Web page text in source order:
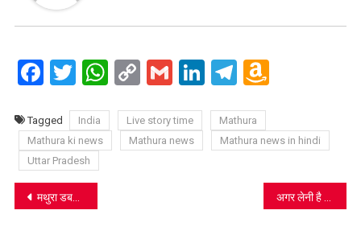
Facebook
TwitterWhatsApp
CopyGmailLinkedIn
Telegram
List
Tagged India Live story time
Mathura
Mathura ki news
Mathura news
Mathura news in hindi
Uttar Pradesh
Post
मथुरा डबल मर्डर को लेकर पुलिस के खिलाफ हुए प्रदर्शन की गाज कोतवाल, चौकी इंजार्च पर गिरी अगर लेनी है छात्रवृत्ति तो विद्यार्थी कर लें ये काम